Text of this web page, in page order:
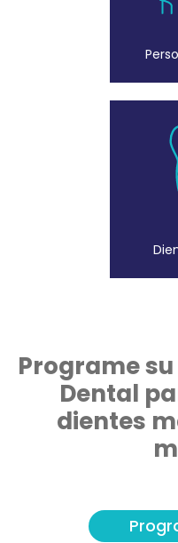
Programe
Dental
dientes